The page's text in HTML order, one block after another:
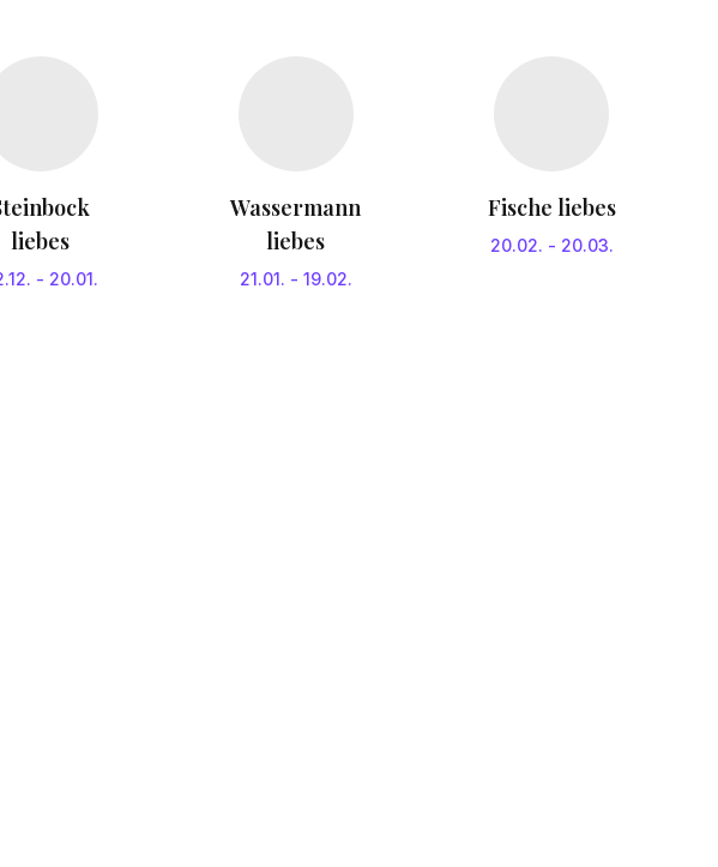
liebes
- 20.01.
Wassermann
liebes
21.01. - 19.02.
Fische liebes
20.02. - 20.03.